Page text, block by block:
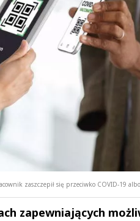
zaszczepił się przeciwko COVID-19
zapewniających